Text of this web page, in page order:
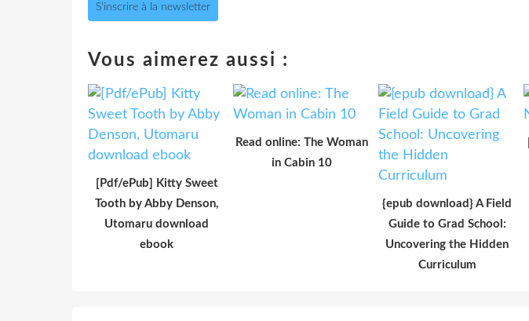
S'inscrire à la newsletter
Vous aimerez aussi :
[Pdf/ePub] Kitty Sweet
Tooth by Abby Denson,
Utomaru download
ebook
Read online: The Woman
in Cabin 10
{epub download} A Field
Guide to Grad School:
Uncovering the Hidden
Curriculum